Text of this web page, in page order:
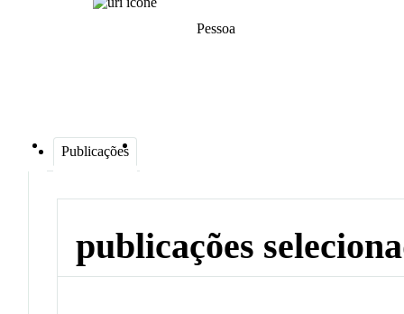
Pessoa
Publicações
publicações